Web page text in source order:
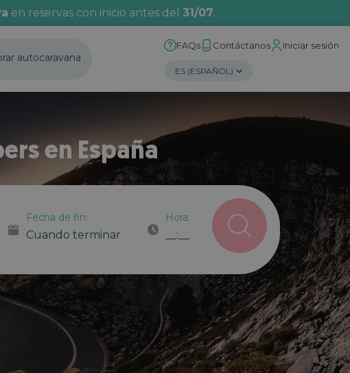
en reservas con inicio antes del 31/07.
autocaravana
FAQs Contáctanos Iniciar sesión
en España
Fecha de fin:
Cuando terminar
Hora:
__:__